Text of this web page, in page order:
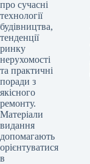
про сучасні
технології
будівництва,
тенденції
ринку
нерухомості
та практичні
поради з
якісного
ремонту.
Матеріали
видання
допомагають
орієнтуватися
в